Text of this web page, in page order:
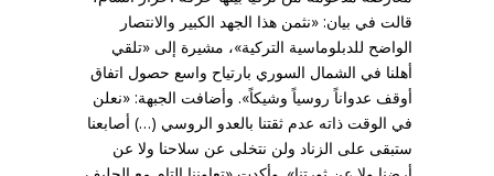
قالت في بيان: «نثمن هذا الجهد الكبير والانتصار
الواضح للدبلوماسية التركية»، مشيرة إلى «تلقي
أهلنا في الشمال السوري بارتياح واسع حصول اتفاق
أوقف عدواناً روسياً وشيكاً». وأضافت الجبهة: «نعلن
في الوقت ذاته عدم ثقتنا بالعدو الروسي (…) أصابعنا
ستبقى على الزناد ولن نتخلى عن سلاحنا ولا عن